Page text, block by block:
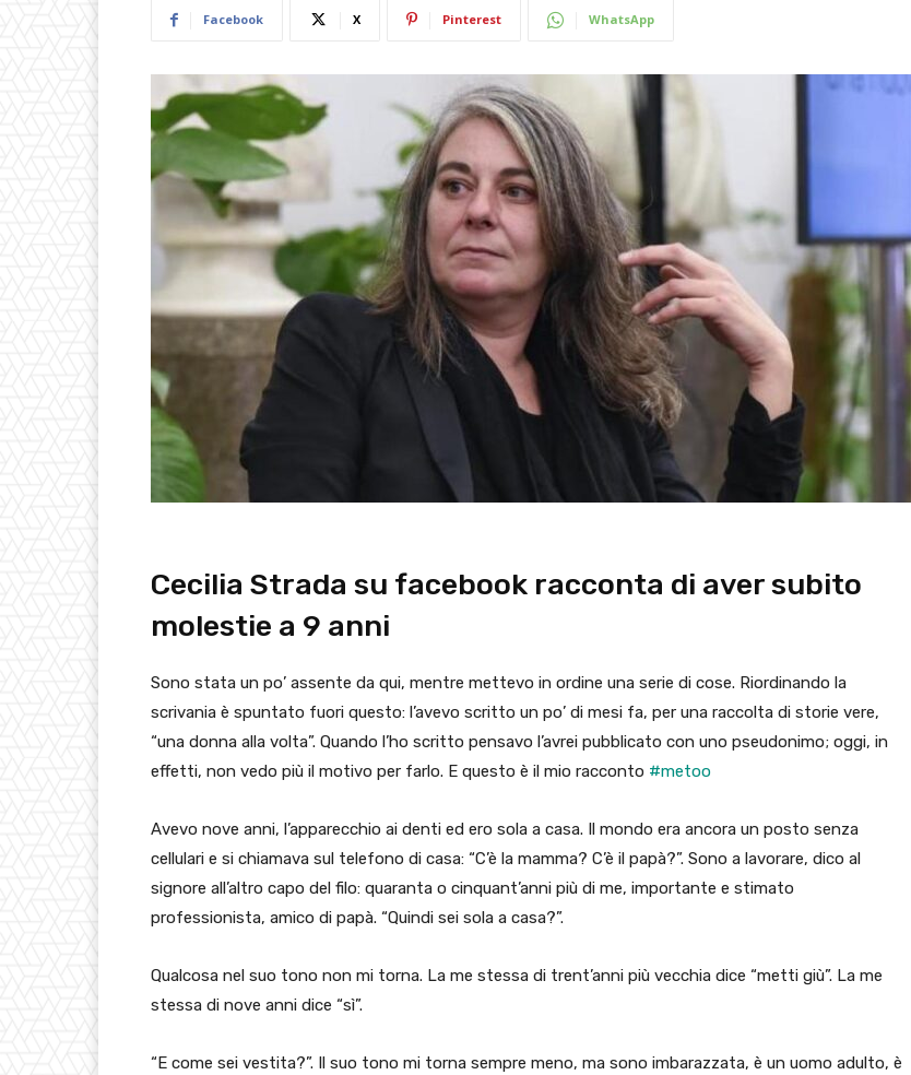
Facebook X Pinterest WhatsApp
Cecilia Strada su facebook racconta di aver subito
molestie a 9 anni
Sono stata un po’ assente da qui, mentre mettevo in ordine una serie di cose. Riordinando la
scrivania è spuntato fuori questo: l’avevo scritto un po’ di mesi fa, per una raccolta di storie vere,
“una donna alla volta”. Quando l’ho scritto pensavo l’avrei pubblicato con uno pseudonimo; oggi, in
effetti, non vedo più il motivo per farlo. E questo è il mio racconto #metoo
Avevo nove anni, l’apparecchio ai denti ed ero sola a casa. Il mondo era ancora un posto senza
cellulari e si chiamava sul telefono di casa: “C’è la mamma? C’è il papà?”. Sono a lavorare, dico al
signore all’altro capo del filo: quaranta o cinquant’anni più di me, importante e stimato
professionista, amico di papà. “Quindi sei sola a casa?”.
Qualcosa nel suo tono non mi torna. La me stessa di trent’anni più vecchia dice “metti giù”. La me
stessa di nove anni dice “sì”.
“E come sei vestita?”. Il suo tono mi torna sempre meno, ma sono imbarazzata, è un uomo adulto, è